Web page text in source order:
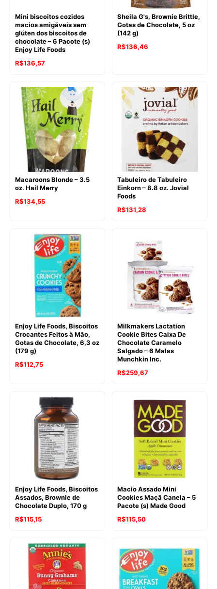
Mini biscoitos cozidos
macios amigáveis sem
glúten dos biscoitos de
chocolate – 6 Pacote (s)
Enjoy Life Foods
O
original
era:
R$151,62.
R$136,57O
atual
é:
R$136,57.
Sheila G's, Brownie Brittle,
Gotas de Chocolate, 5 oz
(142 g)
R$136,46
Macaroons Blonde – 3.5
oz. Hail Merry
R$134,55
Tabuleiro de Tabuleiro
Einkorn – 8.8 oz. Jovial
Foods
R$131,28
Enjoy Life Foods, Biscoitos
Crocantes Feitos à Mão,
Gotas de Chocolate, 6,3 oz
(179 g)
R$112,75
Milkmakers Lactation
Cookie Bites Caixa De
Chocolate Caramelo
Salgado – 6 Malas
Munchkin Inc.
O
R$293,71.
R$259,67O
é:
R$259,67.
Enjoy Life Foods, Biscoitos
Assados, Brownie de
Chocolate Duplo, 170 g
R$115,15
Macio Assado Mini
Cookies Maçã Canela – 5
Pacote (s) Made Good
R$115,50